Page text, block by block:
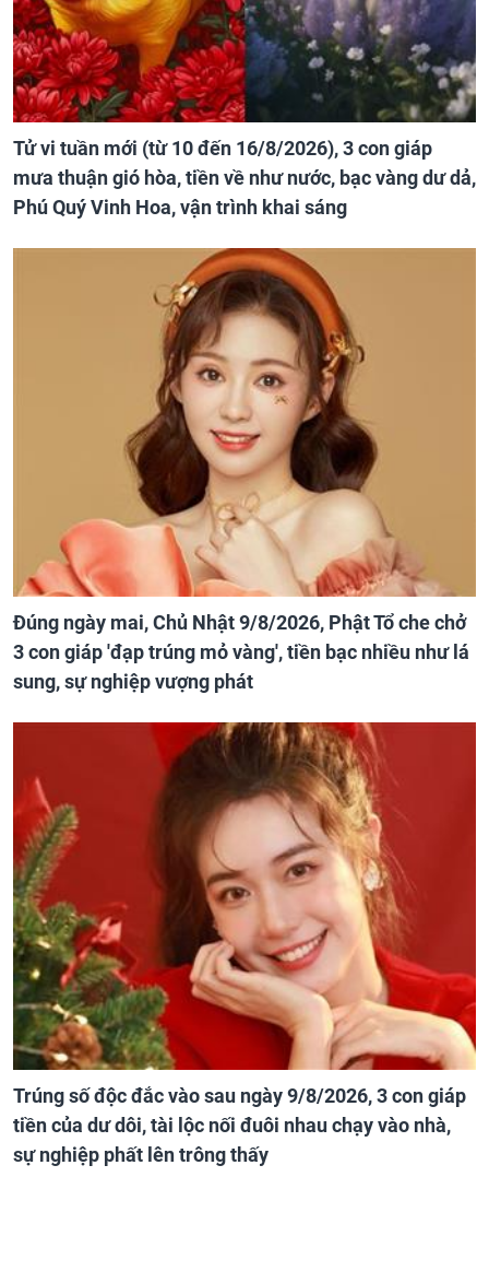
Tử vi tuần mới (từ 10 đến 16/8/2026), 3 con giáp
mưa thuận gió hòa, tiền về như nước, bạc vàng dư dả,
Phú Quý Vinh Hoa, vận trình khai sáng
Đúng ngày mai, Chủ Nhật 9/8/2026, Phật Tổ che chở
3 con giáp 'đạp trúng mỏ vàng', tiền bạc nhiều như lá
sung, sự nghiệp vượng phát
Trúng số độc đắc vào sau ngày 9/8/2026, 3 con giáp
tiền của dư dôi, tài lộc nối đuôi nhau chạy vào nhà,
sự nghiệp phất lên trông thấy